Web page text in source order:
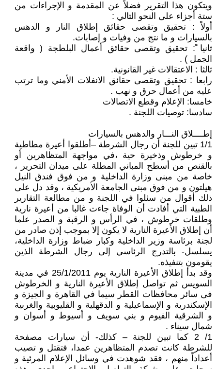
ويتكون هذا التقرير فضلاً عن المقدمة و الإجراءات من
ستة أجزاء على النحو التالي :
أولاً : تحقيق وتقصى حقائق إطلاق النار و الدهس
بالسيارات و ما نتج من وفيات و إصابات.
ثانيا ً: تحقيق وتقصى حقائق أعمال البلطجة ( واقعة
الجمل ) .
ثالثا : الاعتقالات غير القانونية.
رابعا : تحقيق وتقصى حقائق الانفلات الأمني وما ترتب
عليه من أعمال حرق و نهب .
خامسا: الإعلام وقطع الاتصالات
سادسا: توصيات اللجنة .
إطــــلاق النـــار والدهس بالسيارات
1/1 تبين للجنة أن رجال الشرطة –أطلقوا أعيرة مطاطية
و خرطوش وذخيرة حية ،في مواجهة المتظاهرين أو
بالقنص من أسطح المباني المطلة على ميدان التحرير ،
خاصة من مبنى وزارة الداخلية و من فوق فندق النيل
هيلتون و من فوق مبنى الجامعة الأمريكية ، وقد دل على
ذلك أقوال من سئلوا في اللجنة و من مطالعة التقارير
الطبية التي أفادت أن الوفاة جاءت غالبا من أعيرة نارية
وطلقات خرطوش ، في الرأس و الرقبة و الصدر علما
أن إطلاق الأعيرة النارية لا يكون إلا بموجب إذن صادر من
لجنة برئاسة وزير الداخلية وكبار ضباط وزارة الداخلية،
يسلسل- بالتدرج الرئاسي إلى رجال الشرطة الذين
يقومون بتنفيذه.
وقد بدأ إطلاق الأعيرة النارية يوم 25/1/2011 في مدينة
السويس ثم تواصل إطلاق الأعيرة النارية و الخرطوش
فى سائر محافظات القطر سيما في القاهرة و الجيزة و
الإسكندرية و الإسماعيلية و الدقهلية و القليوبية والغربية
و الشرقية الفيوم و بني سويف و أسيوط و أسوان و
شمال سيناء .
1/ 2 كما تبين للجنة – كذلك- أن سيارات مصفحة
للشرطة كانت تصدم المتظاهرين عمدا، فتقتل و تصيب
أعداداً منهم ، فقد شوهدت في وسائل الإعلام المرئية و